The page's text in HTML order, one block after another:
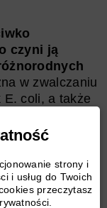
strony i
i usług do Twoich
przeczytasz
czyni ją
w zwalczaniu
E. coli, a także
DNA bakterii
infekcji.
nie jest